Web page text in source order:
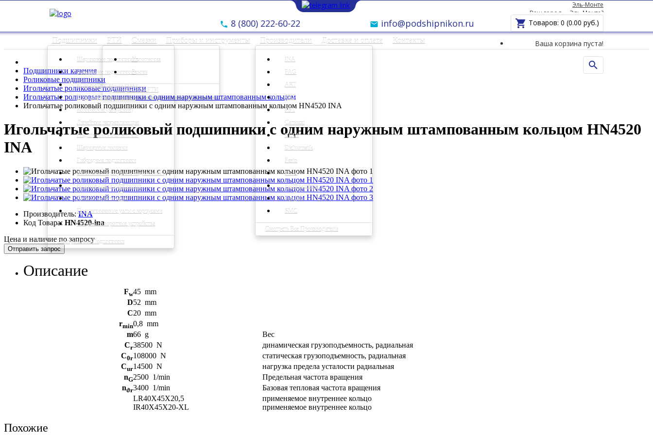
Эль-Монте
Ваш город —Эль-Монте?
8 (800) 222-60-22 info@podshipnikon.ru  Товаров: 0 (0.00 руб.)
Ваша корзина пуста!

Подшипники
Шариковые подшипники
Роликовые подшипники
Игольчатые подшипники
Корпусные подшипники
Конические (конусные)
Линейные направляющие
Подшипники скольжения
Шарнирные головки
Гибридные подшипники
Высокотемпературные подшипники
Корпуса для подшипников
Детали подшипников
Подшипниковые узлы с корпусами
Опорно-поворотные устройства
Смотреть Все Подшипники
РТИ
Уплотнения
Ремни
Смотреть Все РТИ
Смазки Приборы и инструменты Производители
INA
FAG
ART
SKF
FST
Camozzi
CCVI
Dichtomatik
Festo
Fluro
Fluro Econom
Optibelt
SMC
Смотреть Все Производители
Доставка и оплата Контакты
Подшипники качения
Роликовые подшипники
Игольчатые роликовые подшипники
Игольчатые роликовые подшипники с одним наружным штампованным кольцом
Игольчатые роликовый подшипники с одним наружным штампованным кольцом HN4520 INA
Игольчатые роликовый подшипники с одним наружным штампованным кольцом HN4520
INA
Производитель:INA
Код Товара: HN4520-ina
Цена и наличие по запросу
Отправить запрос
Описание
Fw45 mm
D52 mm
C20 mm
rmin0,8 mm
m66 g
Вес
Cr38500 N
динамическая грузоподъемность, радиальная
C0r108000 N
статическая грузоподъемность, радиальная
Cur14500 N
нагрузка предела усталости радиальная
nG2500 1/min
Предельная частота вращения
nϑr3400 1/min
Базовая тепловая частота вращения
LR40X45X20,5
применяемое внутреннее кольцо
IR40X45X20-XL
применяемое внутреннее кольцо
Похожие